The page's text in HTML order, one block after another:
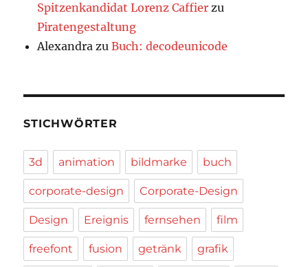
Spitzenkandidat Lorenz Caffier zu
Piratengestaltung
Alexandra zuBuch: decodeunicode
STICHWÖRTER
3d animation bildmarke buch
corporate-design Corporate-Design
Design Ereignis fernsehen film
freefont fusion getränk grafik